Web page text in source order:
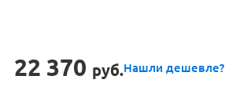
22 370 руб.Нашли дешевле?